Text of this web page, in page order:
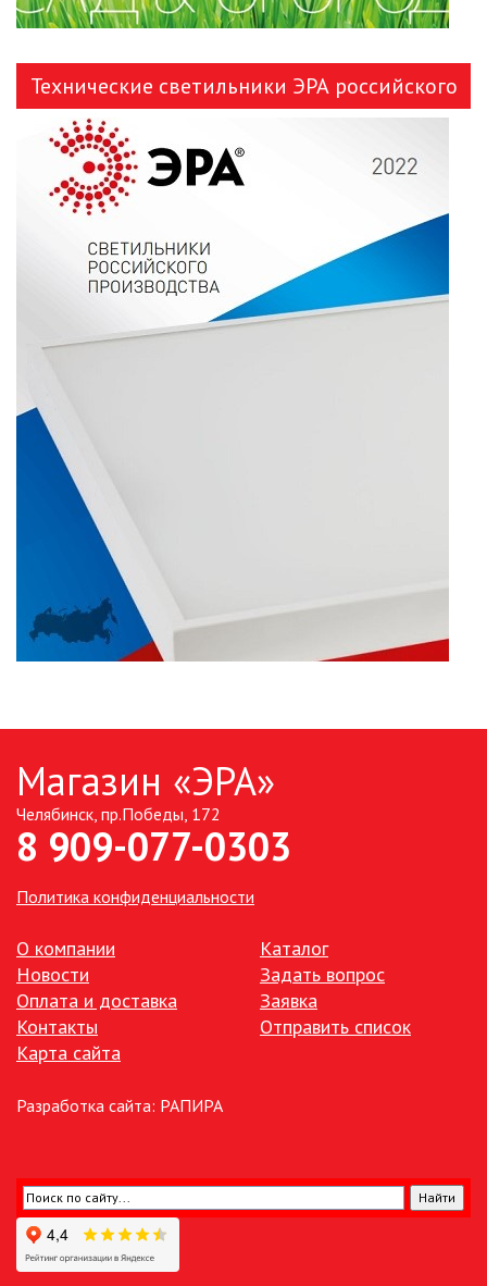
МОДУЛЬНЫЕ СИСТЕМЫ
ОСВЕЩЕНИЯ (LED МОДУЛИ)
НАСТОЛЬНЫЕ СВЕТИЛЬНИКИ
ОБОРУДОВАНИЕ
НОВОГОДНЕЕ ОСВЕЩЕНИЕ
ОТВЕРТКИ
ДЕЛИТЕЛИ
СЕТЕВЫЕ ФИЛЬТРЫ, СИЛОВЫЕ
РАЗЪЕМЫ И УДЛИНИТЕЛИ,
СТАБИЛИЗАТОРЫ НАПРЯЖЕНИЯ
ТОЧЕЧНЫЕ СВЕТИЛЬНИКИ
УЛИЧНОЕ ОСВЕЩЕНИЕ НА
УЛИЧНЫЕ СВЕТИЛЬНИКИ
ФОНТАНЫ
ЭЛЕКТРОЗВОНКИ И АКСЕССУАРЫ
ЭЛЕМЕНТЫ ПИТАНИЯ
Технические светильники ЭРА российского
Магазин «ЭРА»
Челябинск, пр.Победы, 172
8 909-077-0303
Политика конфиденциальности
О компании
Новости
Оплата и доставка
Контакты
Карта сайта
Каталог
Задать вопрос
Заявка
Отправить список
Разработка сайта: РАПИРА